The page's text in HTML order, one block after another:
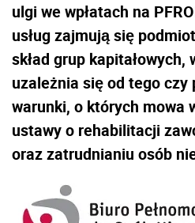
ulgi we wpłatach na
usług zajmują się
skład grup
uzależnia się od tego czy
warunki, o których mowa
ustawy o rehabilitacji
oraz zatrudnianiu osób